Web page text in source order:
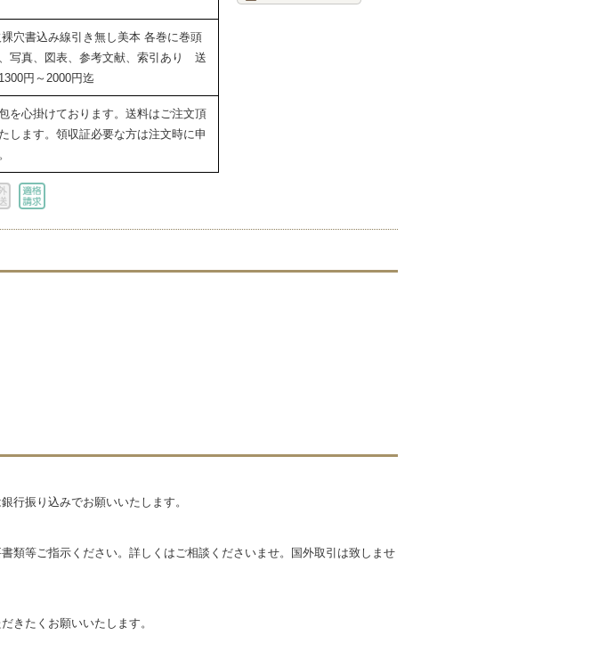
穴書込み線引き無し美本 各巻に巻頭
写真、図表、参考文献、索引あり 送
円～2000円迄
を心掛けております。送料はご注文頂
します。領収証必要な方は注文時に申
行振り込みでお願いいたします。
類等ご指示ください。詳しくはご相談くださいませ。国外取引は致しませ
きたくお願いいたします。